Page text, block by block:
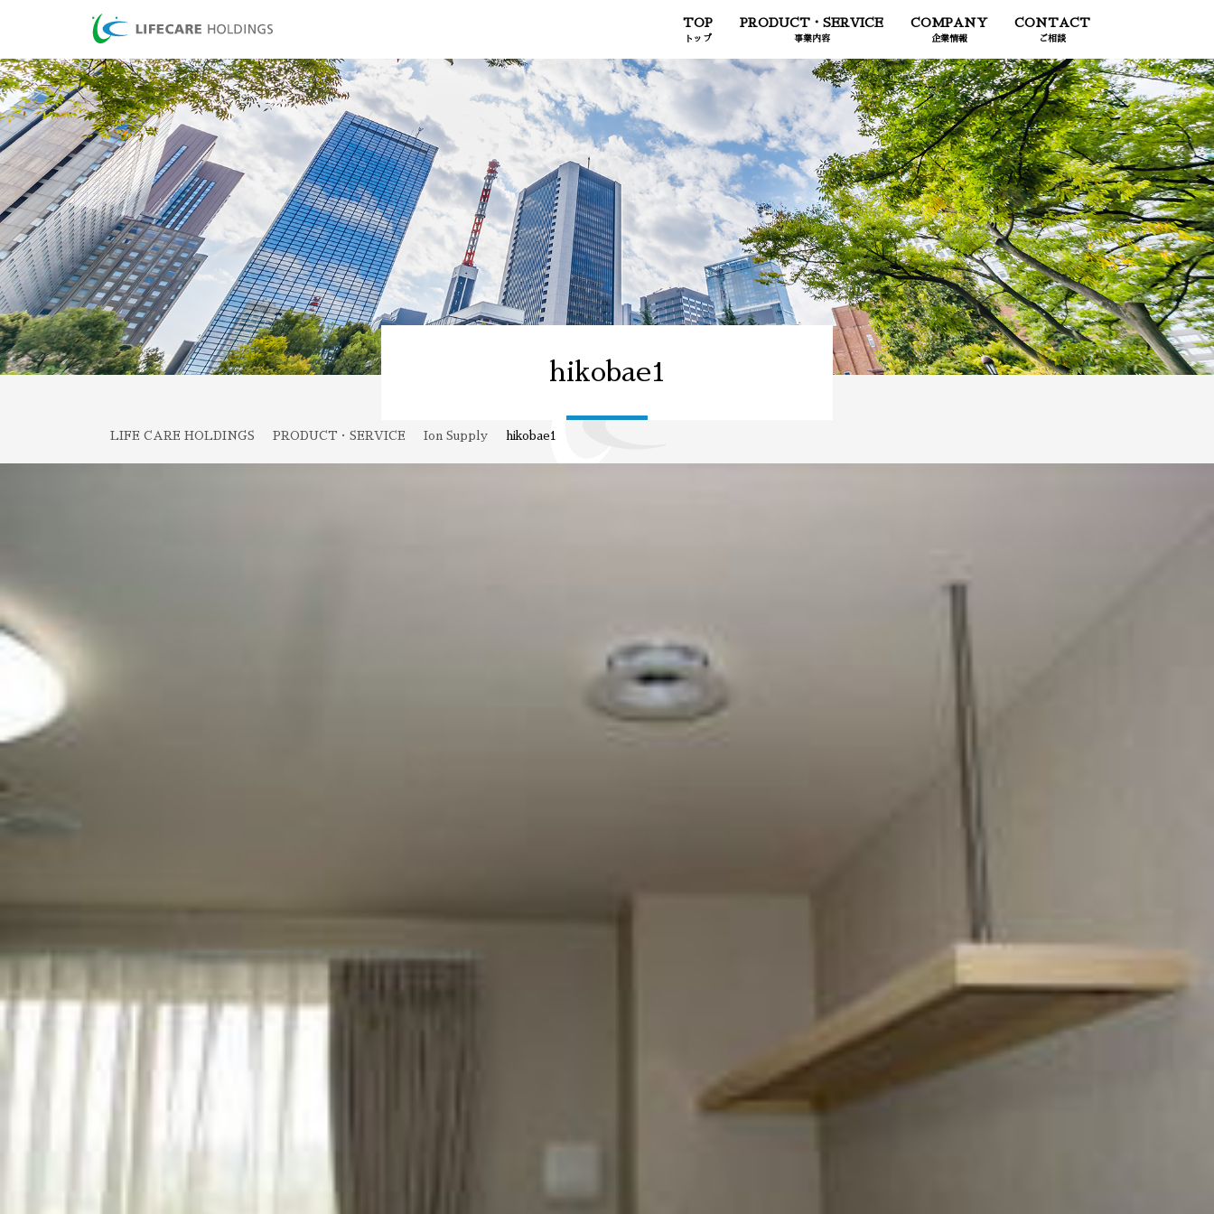
TOP
トップ
PRODUCT・SERVICE
事業内容
COMPANY
企業情報
CONTACT
ご相談
hikobae1
LIFE CARE HOLDINGS PRODUCT・SERVICE Ion Supply hikobae1